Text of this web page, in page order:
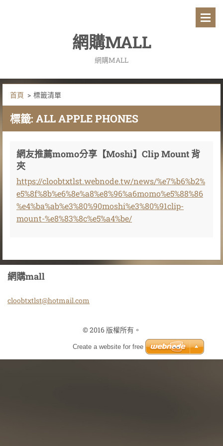
網購MALL
網購MALL
首頁 > 標籤清單
標籤: ALL APPLE PHONES
網友推薦momo分享【Moshi】Clip Mount 背
夾
https://cloobtxtlst.webnode.tw/news/%e7%b6%b2%
e5%8f%8b%e6%8e%a8%e8%96%a6momo%e5%88%86
%e4%ba%ab%e3%80%90moshi%e3%80%91clip-
mount-%e8%83%8c%e5%a4%be/
網購mall
cloobtxtlst@hotmail.com
© 2016 版權所有。
Create a website for free